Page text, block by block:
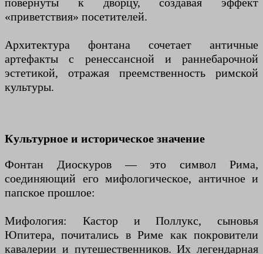
«приветствия» посетителей.
Архитектура фонтана сочетает античные
артефакты с ренессансной и раннебарочной
эстетикой, отражая преемственность римской
культуры.
Культурное и историческое значение
Фонтан Диоскуров — это символ Рима,
соединяющий его мифологическое, античное и
папское прошлое:
Мифология: Кастор и Поллукс, сыновья
Юпитера, почитались в Риме как покровители
кавалерии и путешественников. Их легендарная